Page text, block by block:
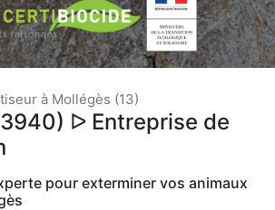
à Mollégès (13)
ᐅ Entreprise de
pour exterminer vos animaux